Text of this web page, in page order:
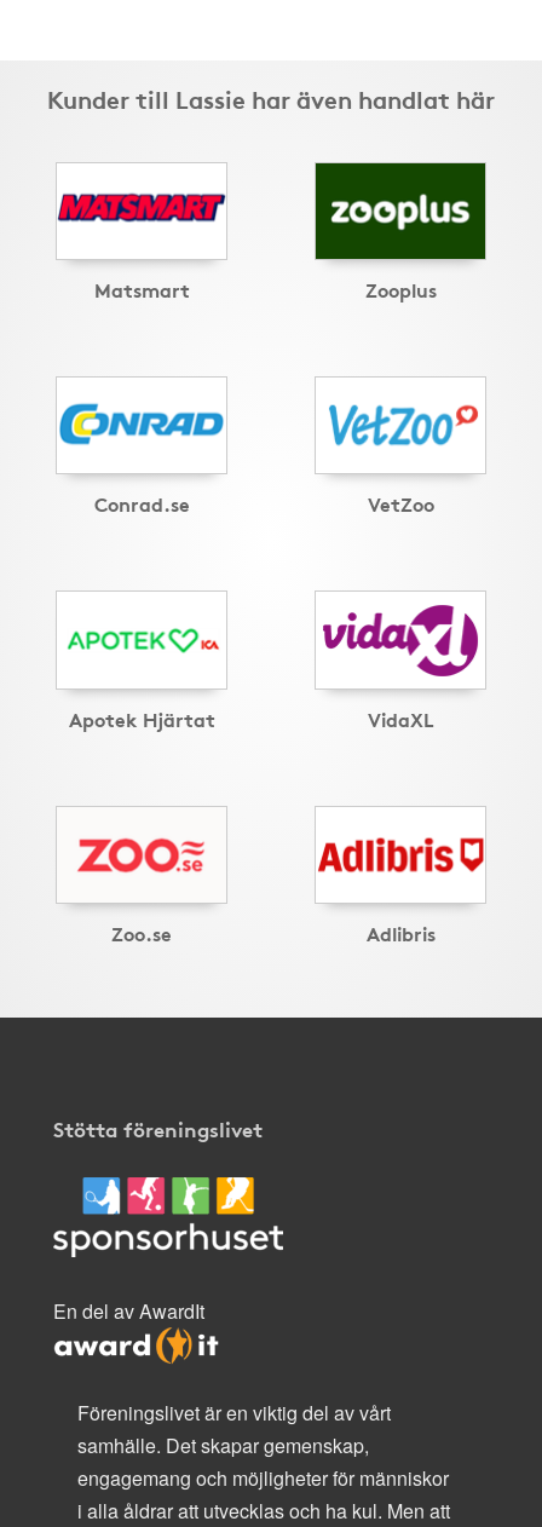
Kunder till Lassie har även handlat här
Matsmart Zooplus
Conrad.se VetZoo
Apotek Hjärtat VidaXL
Zoo.se Adlibris
Stötta föreningslivet
En del av AwardIt
Föreningslivet är en viktig del av vårt
samhälle. Det skapar gemenskap,
engagemang och möjligheter för människor
i alla åldrar att utvecklas och ha kul. Men att